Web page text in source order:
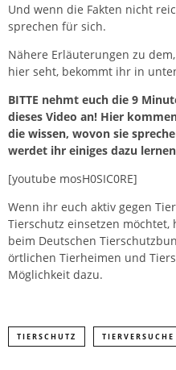
Und wenn die Fakten nicht
sprechen für sich.
Nähere Erläuterungen zu
hier seht, bekommt ihr in
BITTE nehmt euch die 9
dieses Video an! Hier
die wissen, wovon sie
werdet ihr einiges dazu
[youtube mosH0SIC0RE]
Wenn ihr euch aktiv gegen
Tierschutz einsetzen
beim Deutschen
örtlichen Tierheimen und
Möglichkeit dazu.
TIERSCHUTZ TIERVERSUCHE